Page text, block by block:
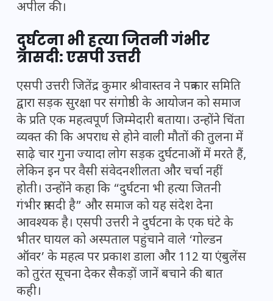
अपील की।
दुर्घटना भी हत्या जितनी गंभीर
त्रासदी: एसपी उत्तरी
एसपी उत्तरी जितेंद्र कुमार श्रीवास्तव ने पत्रकार समिति
द्वारा सड़क सुरक्षा पर संगोष्ठी के आयोजन को समाज
के प्रति एक महत्वपूर्ण जिम्मेदारी बताया। उन्होंने चिंता
व्यक्त की कि अपराध से होने वाली मौतों की तुलना में
साढ़े चार गुना ज्यादा लोग सड़क दुर्घटनाओं में मरते हैं,
लेकिन इन पर वैसी संवेदनशीलता और चर्चा नहीं
होती। उन्होंने कहा कि “दुर्घटना भी हत्या जितनी
गंभीर त्रासदी है” और समाज को यह संदेश देना
आवश्यक है। एसपी उत्तरी ने दुर्घटना के एक घंटे के
भीतर घायल को अस्पताल पहुंचाने वाले ‘गोल्डन
ऑवर’ के महत्व पर प्रकाश डाला और 112 या एंबुलेंस
को तुरंत सूचना देकर सैकड़ों जानें बचाने की बात
कही।